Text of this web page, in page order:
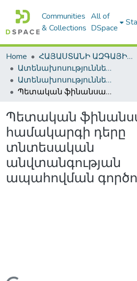
Communities
& Collections
All of
DSpace
Home
ՀԱՅԱՍՏԱՆԻ ԱԶԳԱՅԻՆ ԳՐԱԴԱՐԱՆԻ ԹՎԱՅԻՆ ՊԱՀՈՑ / DIGITAL REPOSITORY OF NLA
Ատենախոսություններ և սեղմագրեր / Theses & Abstracts
Ատենախոսություններ և սեղմագրեր / Theses & Abstracts
Պետական ֆինանսական համակարգի դերը տնտեսական անվտանգության ապահովման գործում
Պետական
համակարգի դերը
տնտեսական
անվտանգության
ապահովման